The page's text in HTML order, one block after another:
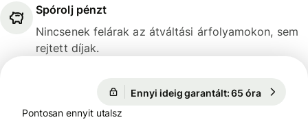
Spórolj pénzt
Nincsenek felárak az átváltási árfolyamokon, sem
rejtett díjak.
Ennyi ideig garantált: 65 óra
Pontosan ennyit utalsz